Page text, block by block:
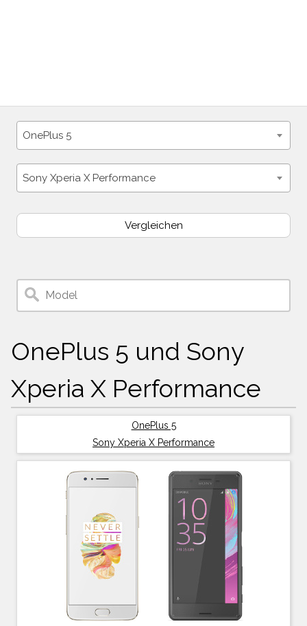
OnePlus 5
Sony Xperia X Performance
Vergleichen
OnePlus 5 und Sony
Xperia X Performance
OnePlus 5
Sony Xperia X Performance